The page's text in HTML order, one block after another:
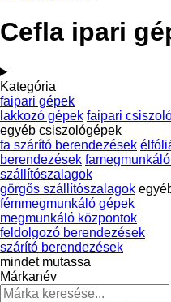
Cefla ipari
Kategória
faipari gépek
lakkozó gépek faipari
egyéb csiszológépek
fa szárító berendezések
berendezések
szállítószalagok
görgős szállítószalagok
fémmegmunkáló gépek
megmunkáló központok
feldolgozó berendezések
szárító berendezések
mindet mutassa
Márkanév